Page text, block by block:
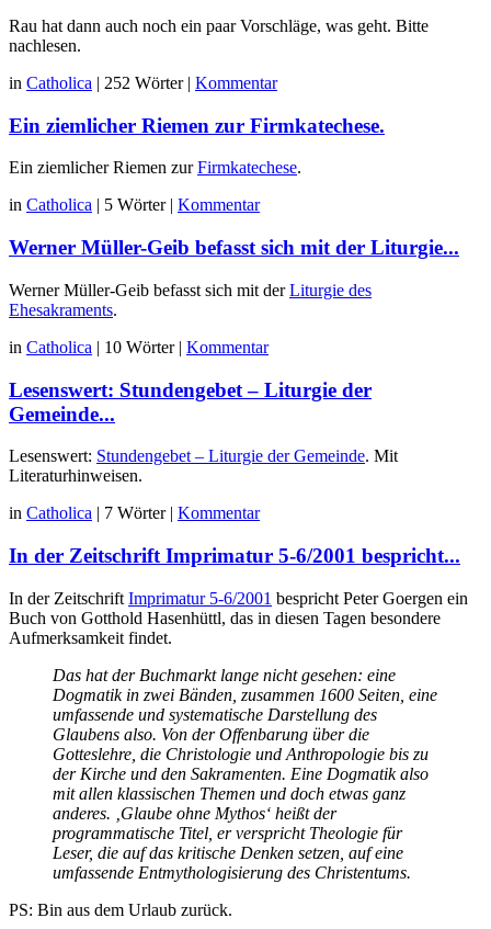
Rau hat dann auch noch ein paar Vorschläge, was geht. Bitte
nachlesen.
in Catholica | 252 Wörter | Kommentar
Ein ziemlicher Riemen zur Firmkatechese.
Ein ziemlicher Riemen zurFirmkatechese.
in Catholica 5 Wörter Kommentar
Werner Müller-Geib befasst sich mit der Liturgie...
Werner Müller-Geib befasst sich mit derLiturgie des
Ehesakraments.
in Catholica | 10 Wörter | Kommentar
Lesenswert: Stundengebet – Liturgie der
Gemeinde...
Lesenswert: Stundengebet – Liturgie der Gemeinde. Mit
Literaturhinweisen.
in Catholica | 7 Wörter | Kommentar
In der Zeitschrift Imprimatur 5-6/2001 bespricht...
In der Zeitschrift Imprimatur 5-6/2001 bespricht Peter Goergen ein
Buch von Gotthold Hasenhüttl, das in diesen Tagen besondere
Aufmerksamkeit findet.
Das hat der Buchmarkt lange nicht gesehen: eine
Dogmatik in zwei Bänden, zusammen 1600 Seiten, eine
umfassende und systematische Darstellung des
Glaubens also. Von der Offenbarung über die
Gotteslehre, die Christologie und Anthropologie bis zu
der Kirche und den Sakramenten. Eine Dogmatik also
mit allen klassischen Themen und doch etwas ganz
anderes. ‚Glaube ohne Mythos‘ heißt der
programmatische Titel, er verspricht Theologie für
Leser, die auf das kritische Denken setzen, auf eine
umfassende Entmythologisierung des Christentums.
PS: Bin aus dem Urlaub zurück.